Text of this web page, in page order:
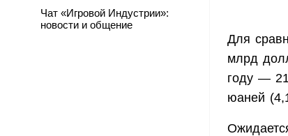
Чат «Игровой Индустрии»:
новости и общение
Для
млрд
году —
юаней